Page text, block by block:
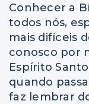
Conhecer a
todos nós,
mais difíceis
conosco por
Espírito
quando
faz lembrar